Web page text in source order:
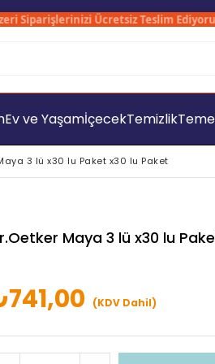
Siparişlerinizi Ücretsiz Teslim Ediyoruz
Ev ve YaşamİçecekTemizlik
3 lü x30 lu Paket x30 lu Paket
Maya 3 lü x30 lu
(KDV Dahil)